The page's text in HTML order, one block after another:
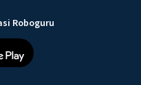
Roboguru